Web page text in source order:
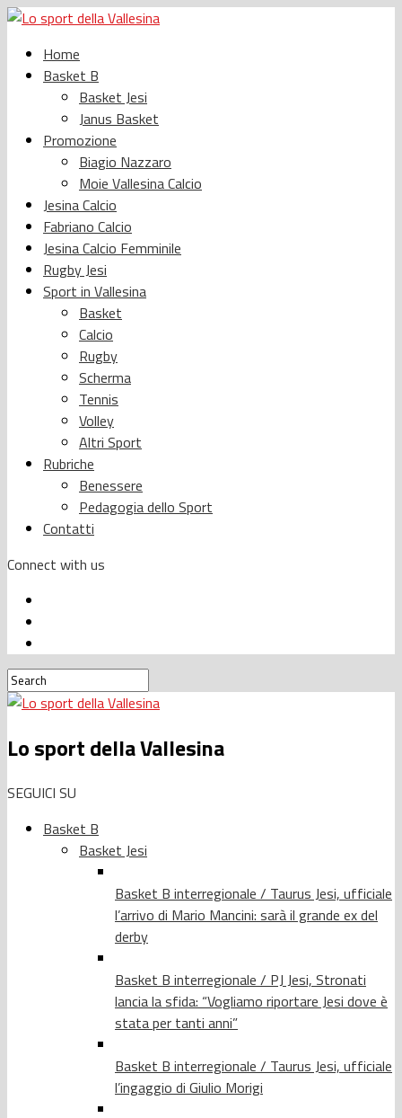
Home
Basket B
Basket Jesi
Janus Basket
Promozione
Biagio Nazzaro
Moie Vallesina Calcio
Jesina Calcio
Fabriano Calcio
Jesina Calcio Femminile
Rugby Jesi
Sport in Vallesina
Basket
Calcio
Rugby
Scherma
Tennis
Volley
Altri Sport
Rubriche
Benessere
Pedagogia dello Sport
Contatti
Connect with us
Lo sport della Vallesina
SEGUICI SU
Basket B
Basket Jesi
Basket B interregionale / Taurus Jesi, ufficiale
l’arrivo di Mario Mancini: sarà il grande ex del
derby
Basket B interregionale / PJ Jesi, Stronati
lancia la sfida: “Vogliamo riportare Jesi dove è
stata per tanti anni”
Basket B interregionale / Taurus Jesi, ufficiale
l’ingaggio di Giulio Morigi